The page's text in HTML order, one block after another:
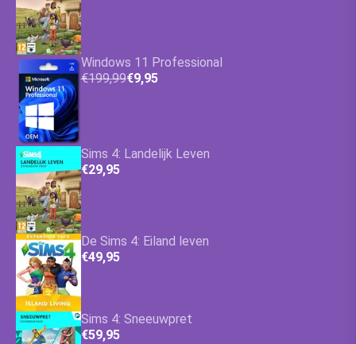
Windows 11 Professional
€199,99€9,95
Sims 4: Landelijk Leven
€29,95
De Sims 4: Eiland leven
€49,95
Sims 4: Sneeuwpret
€59,95